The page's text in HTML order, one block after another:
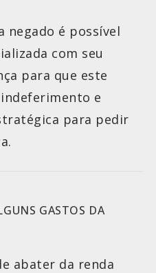
negado é possível
com seu
para que este
e
para pedir
GASTOS DA
abater da renda